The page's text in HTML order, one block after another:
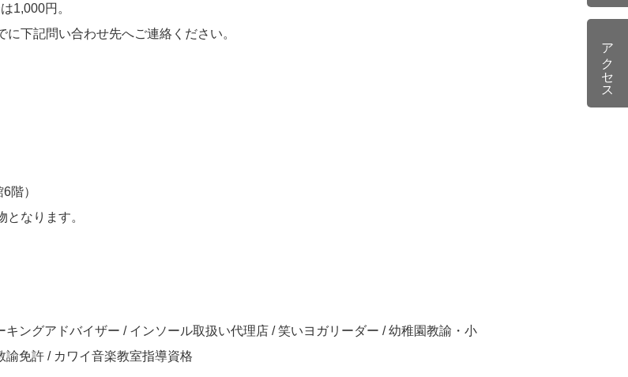
1,000円。
下記問い合わせ先へご連絡ください。
階）
なります。
キングアドバイザー / インソール取扱い代理店 / 笑いヨガリーダー / 幼稚園教諭・小
諭免許 / カワイ音楽教室指導資格
アクセス